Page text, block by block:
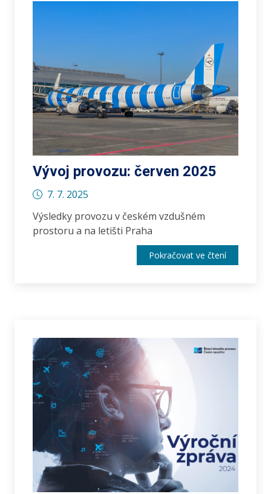
Vývoj provozu: červen 2025
7. 7. 2025
Výsledky provozu v českém vzdušném
prostoru a na letišti Praha
Pokračovat ve čtení